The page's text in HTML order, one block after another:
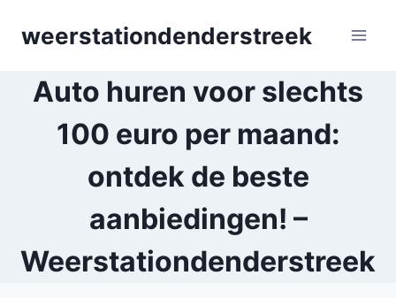
weerstationdenderstreek
Auto huren voor slechts
100 euro per maand:
ontdek de beste
aanbiedingen! –
Weerstationdenderstreek